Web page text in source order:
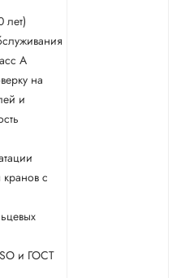
лет)
А
на
и
кранов с
и ГОСТ